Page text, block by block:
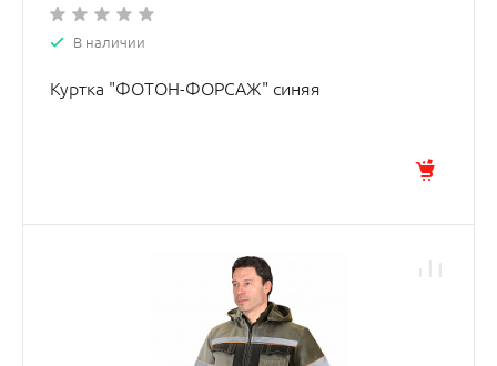
В наличии
Куртка "ФОТОН-ФОРСАЖ" синяя